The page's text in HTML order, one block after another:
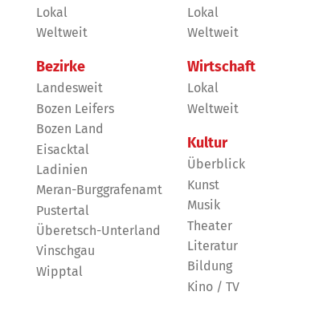
Lokal
Weltweit
Bezirke
Landesweit
Bozen Leifers
Bozen Land
Eisacktal
Ladinien
Meran-Burggrafenamt
Pustertal
Überetsch-Unterland
Vinschgau
Wipptal
Lokal
Weltweit
Wirtschaft
Lokal
Weltweit
Kultur
Überblick
Kunst
Musik
Theater
Literatur
Bildung
Kino / TV